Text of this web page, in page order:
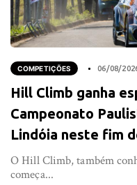
COMPETIÇÕES 06/08/
Hill Climb ganha
Campeonato
Lindóia neste fim
O Hill Climb, também
começa...